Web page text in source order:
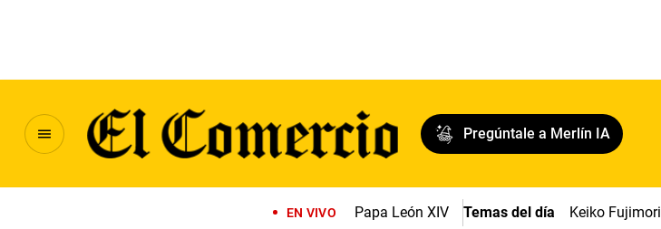
Pregúntale a Merlín IA
EN VIVO Papa León XIV Temas del día Keiko Fujimori